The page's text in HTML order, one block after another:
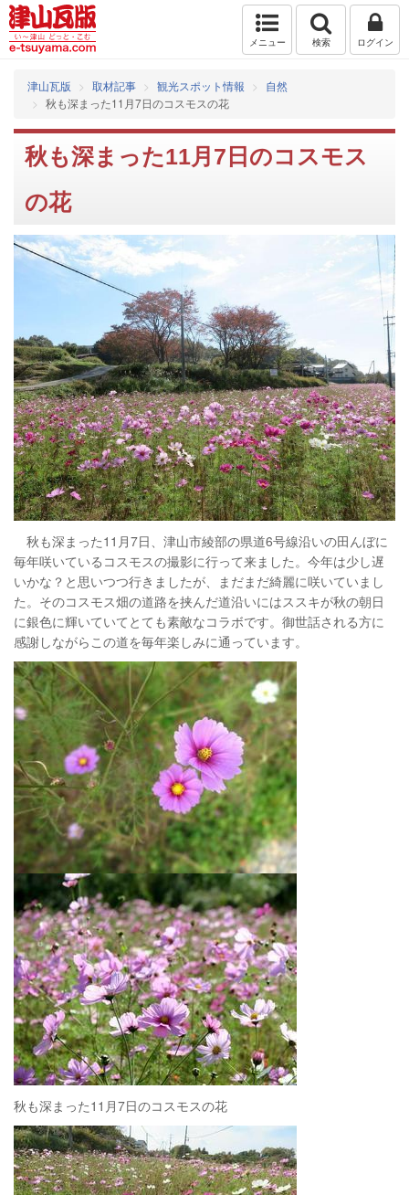
メニュー 検索 ログイン
津山瓦版 取材記事 観光スポット情報
自然
秋も深まった11月7日のコスモスの花
秋も深まった11月7日のコスモス
の花
秋も深まった11月7日、津山市綾部の県道6号線沿いの田んぼに
毎年咲いているコスモスの撮影に行って来ました。今年は少し遅
いかな？と思いつつ行きましたが、まだまだ綺麗に咲いていまし
た。そのコスモス畑の道路を挟んだ道沿いにはススキが秋の朝日
に銀色に輝いていてとても素敵なコラボです。御世話される方に
感謝しながらこの道を毎年楽しみに通っています。
秋も深まった11月7日のコスモスの花